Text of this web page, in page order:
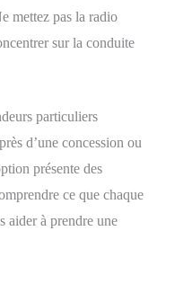
mettez pas la radio
sur la conduite
particuliers
d’une concession ou
présente des
ce que chaque
aider à prendre une